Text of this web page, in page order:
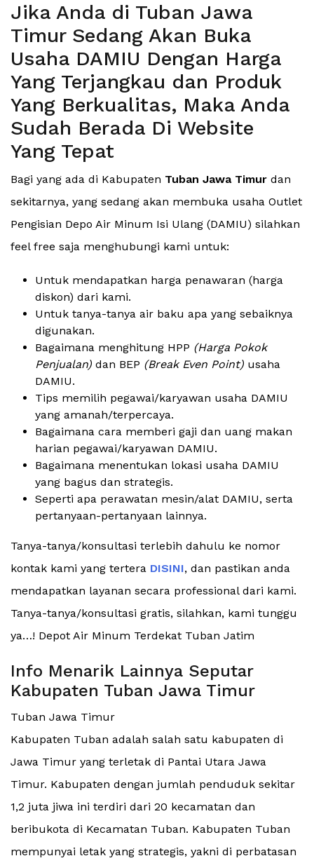
Jika Anda di Tuban Jawa
Timur Sedang Akan Buka
Usaha DAMIU Dengan Harga
Yang Terjangkau dan Produk
Yang Berkualitas, Maka Anda
Sudah Berada Di Website
Yang Tepat
Bagi yang ada di Kabupaten Tuban Jawa Timur dan
sekitarnya, yang sedang akan membuka usaha Outlet
Pengisian Depo Air Minum Isi Ulang (DAMIU) silahkan
feel free saja menghubungi kami untuk:
Untuk mendapatkan harga penawaran (harga
diskon) dari kami.
Untuk tanya-tanya air baku apa yang sebaiknya
digunakan.
Bagaimana menghitung HPP (Harga Pokok
Penjualan) dan BEP (Break Even Point) usaha
DAMIU.
Tips memilih pegawai/karyawan usaha DAMIU
yang amanah/terpercaya.
Bagaimana cara memberi gaji dan uang makan
harian pegawai/karyawan DAMIU.
Bagaimana menentukan lokasi usaha DAMIU
yang bagus dan strategis.
Seperti apa perawatan mesin/alat DAMIU, serta
pertanyaan-pertanyaan lainnya.
Tanya-tanya/konsultasi terlebih dahulu ke nomor
kontak kami yang tertera DISINI, dan pastikan anda
mendapatkan layanan secara professional dari kami.
Tanya-tanya/konsultasi gratis, silahkan, kami tunggu
ya…! Depot Air Minum Terdekat Tuban Jatim
Info Menarik Lainnya Seputar
Kabupaten Tuban Jawa Timur
Tuban Jawa Timur
Kabupaten Tuban adalah salah satu kabupaten di
Jawa Timur yang terletak di Pantai Utara Jawa
Timur. Kabupaten dengan jumlah penduduk sekitar
1,2 juta jiwa ini terdiri dari 20 kecamatan dan
beribukota di Kecamatan Tuban. Kabupaten Tuban
mempunyai letak yang strategis, yakni di perbatasan